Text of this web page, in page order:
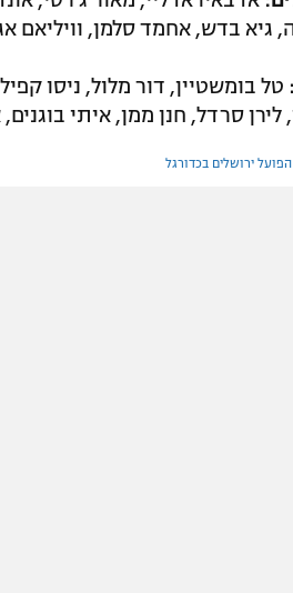
גיא בדש, אחמד סלמן, וויליאם
טל בומשטיין, דור מלול, ניסו
לירן סרדל, חנן ממן, איתי בוגנים,
הפועל ירושלים בכדורגל